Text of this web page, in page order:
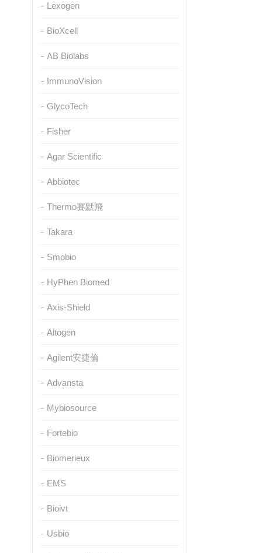
Lexogen
BioXcell
AB Biolabs
ImmunoVision
GlycoTech
Fisher
Agar Scientific
Abbiotec
Thermo賽默飛
Takara
Smobio
HyPhen Biomed
Axis-Shield
Altogen
Agilent安捷倫
Advansta
Mybiosource
Fortebio
Biomerieux
EMS
Bioivt
Usbio